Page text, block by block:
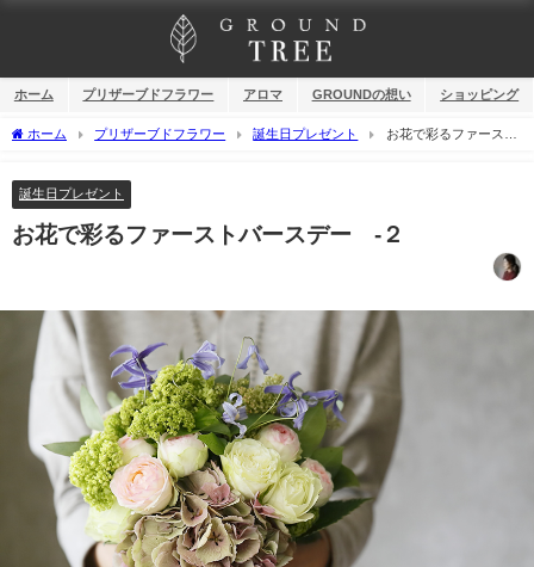
ホーム プリザーブドフラワー アロマ GROUNDの想い ショッピング
ホーム プリザーブドフラワー 誕生日プレゼント
お花で彩るファースト
誕生日プレゼント
お花で彩るファーストバースデー -２